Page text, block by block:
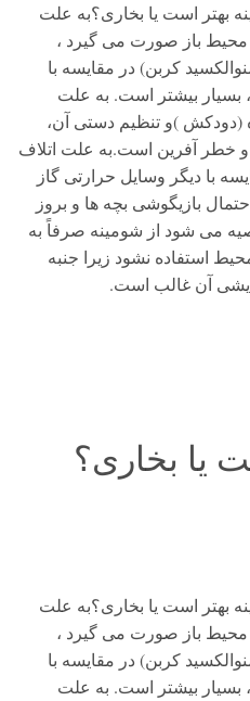
بهتر است یا بخاری؟به علت
محیط باز صورت می گیرد ،
کربن) در مقایسه با
بسیار بیشتر است. به علت
(دودکش )و تنظیم دستی آن،
و خطر آفرین است.به علت اتلاف
با دیگر وسایل حرارتی گاز
بازیگوشی بچه ها و بروز
می شود از شومینه صرفاً به
استفاده نشود زیرا جنبه
آن غالب است.
یا بخاری؟
بهتر است یا بخاری؟به علت
محیط باز صورت می گیرد ،
کربن) در مقایسه با
بسیار بیشتر است. به علت